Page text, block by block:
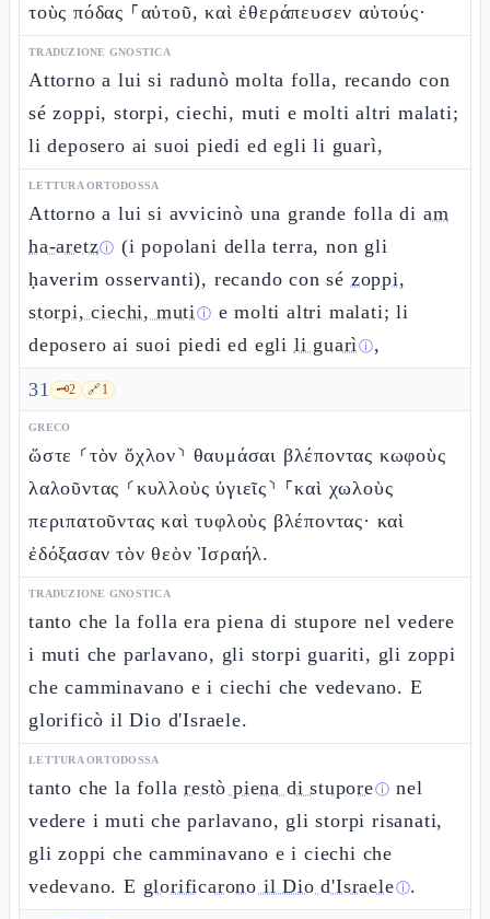
τοὺς πόδας ⸀αὐτοῦ, καὶ ἐθεράπευσεν αὐτούς·
TRADUZIONE GNOSTICA
Attorno a lui si radunò molta folla, recando con
sé zoppi, storpi, ciechi, muti e molti altri malati;
li deposero ai suoi piedi ed egli li guarì,
LETTURA ORTODOSSA
Attorno a lui si avvicinò una grande folla di am
ha-aretzⓘ (i popolani della terra, non gli
ḥaverim osservanti), recando con sé zoppi,
storpi, ciechi, mutiⓘ e molti altri malati; li
deposero ai suoi piedi ed egli li guarìⓘ,
31 🗝️2 🔗1
GRECO
ὥστε ⸂τὸν ὄχλον⸃ θαυμάσαι βλέποντας κωφοὺς
λαλοῦντας ⸂κυλλοὺς ὑγιεῖς⸃ ⸀καὶ χωλοὺς
περιπατοῦντας καὶ τυφλοὺς βλέποντας· καὶ
ἐδόξασαν τὸν θεὸν Ἰσραήλ.
TRADUZIONE GNOSTICA
tanto che la folla era piena di stupore nel vedere
i muti che parlavano, gli storpi guariti, gli zoppi
che camminavano e i ciechi che vedevano. E
glorificò il Dio d'Israele.
LETTURA ORTODOSSA
tanto che la follarestò piena di stuporeⓘ nel
vedere i muti che parlavano, gli storpi risanati,
gli zoppi che camminavano e i ciechi che
vedevano. E glorificarono il Dio d'Israeleⓘ.